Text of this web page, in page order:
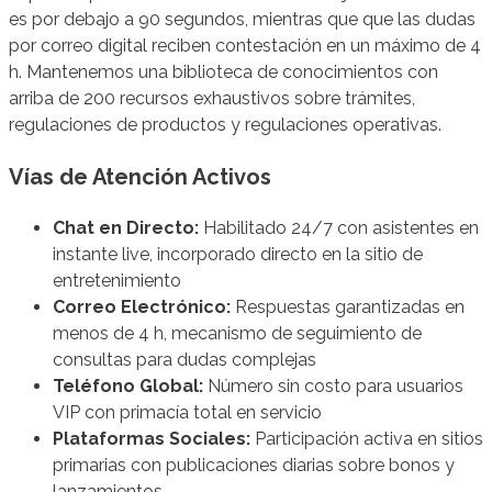
es por debajo a 90 segundos, mientras que que las dudas
por correo digital reciben contestación en un máximo de 4
h. Mantenemos una biblioteca de conocimientos con
arriba de 200 recursos exhaustivos sobre trámites,
regulaciones de productos y regulaciones operativas.
Vías de Atención Activos
Chat en Directo: Habilitado 24/7 con asistentes en
instante live, incorporado directo en la sitio de
entretenimiento
Correo Electrónico: Respuestas garantizadas en
menos de 4 h, mecanismo de seguimiento de
consultas para dudas complejas
Teléfono Global: Número sin costo para usuarios
VIP con primacía total en servicio
Plataformas Sociales: Participación activa en sitios
primarias con publicaciones diarias sobre bonos y